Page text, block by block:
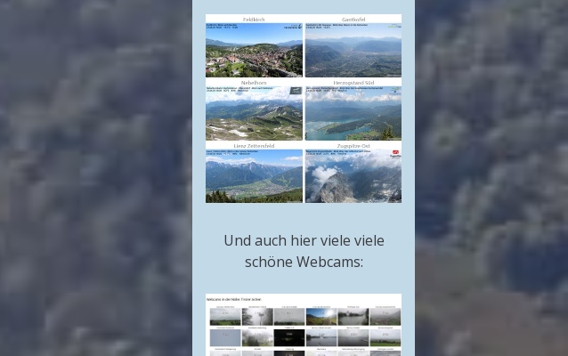
Und auch hier viele viele
schöne Webcams: